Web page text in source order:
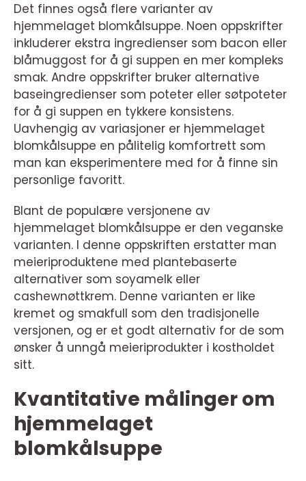
Det finnes også flere varianter av
hjemmelaget blomkålsuppe. Noen oppskrifter
inkluderer ekstra ingredienser som bacon eller
blåmuggost for å gi suppen en mer kompleks
smak. Andre oppskrifter bruker alternative
baseingredienser som poteter eller søtpoteter
for å gi suppen en tykkere konsistens.
Uavhengig av variasjoner er hjemmelaget
blomkålsuppe en pålitelig komfortrett som
man kan eksperimentere med for å finne sin
personlige favoritt.
Blant de populære versjonene av
hjemmelaget blomkålsuppe er den veganske
varianten. I denne oppskriften erstatter man
meieriproduktene med plantebaserte
alternativer som soyamelk eller
cashewnøttkrem. Denne varianten er like
kremet og smakfull som den tradisjonelle
versjonen, og er et godt alternativ for de som
ønsker å unngå meieriprodukter i kostholdet
sitt.
Kvantitative målinger om
hjemmelaget
blomkålsuppe